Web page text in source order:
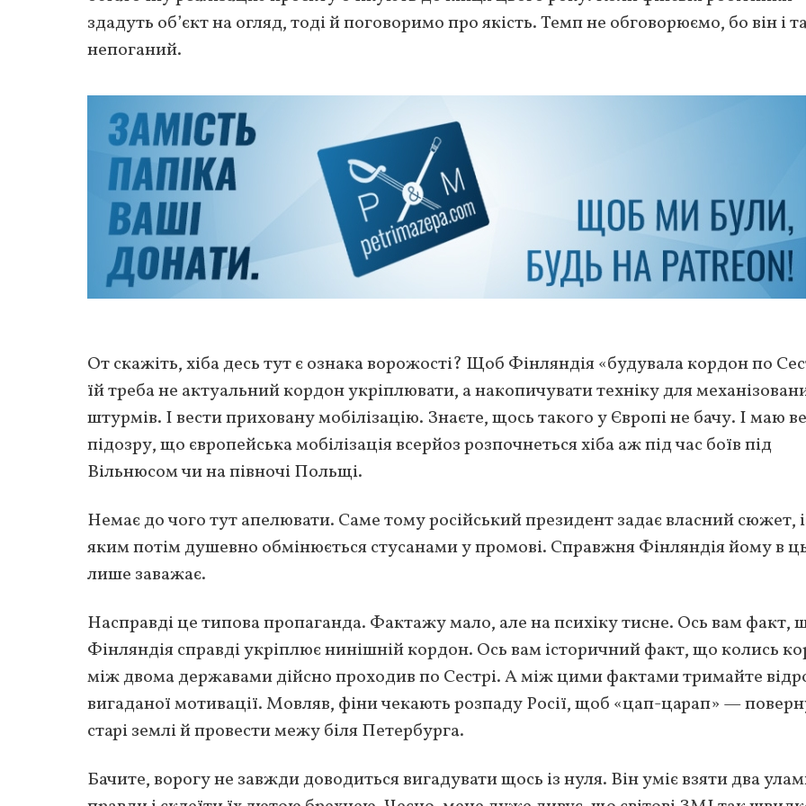
здадуть об’єкт на огляд, тоді й поговоримо про якість. Темп не обговорюємо, бо він і
непоганий.
От скажіть, хіба десь тут є ознака ворожості? Щоб Фінляндія «будувала кордон по
їй треба не актуальний кордон укріплювати, а накопичувати техніку для
штурмів. І вести приховану мобілізацію. Знаєте, щось такого у Європі не бачу. І маю
підозру, що європейська мобілізація всерйоз розпочнеться хіба аж під час боїв під
Вільнюсом чи на півночі Польщі.
Немає до чого тут апелювати. Саме тому російський президент задає власний сюжет,
яким потім душевно обмінюється стусанами у промові. Справжня Фінляндія йому в
лише заважає.
Насправді це типова пропаганда. Фактажу мало, але на психіку тисне. Ось вам факт,
Фінляндія справді укріплює нинішній кордон. Ось вам історичний факт, що колись
між двома державами дійсно проходив по Сестрі. А між цими фактами тримайте
вигаданої мотивації. Мовляв, фіни чекають розпаду Росії, щоб «цап-царап» —
старі землі й провести межу біля Петербурга.
Бачите, ворогу не завжди доводиться вигадувати щось із нуля. Він уміє взяти два